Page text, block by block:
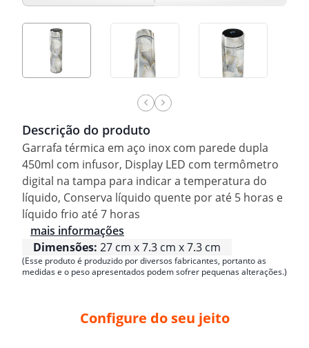
Descrição do produto
Garrafa térmica em aço inox com parede dupla
450ml com infusor, Display LED com termômetro
digital na tampa para indicar a temperatura do
líquido, Conserva líquido quente por até 5 horas e
líquido frio até 7 horas
mais informações
Dimensões: 27 cm x 7.3 cm x 7.3 cm
(Esse produto é produzido por diversos fabricantes, portanto as
medidas e o peso apresentados podem sofrer pequenas alterações.)
Configure do seu jeito